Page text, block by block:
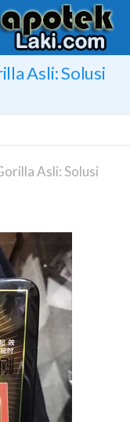
Asli: Solusi
Asli: Solusi